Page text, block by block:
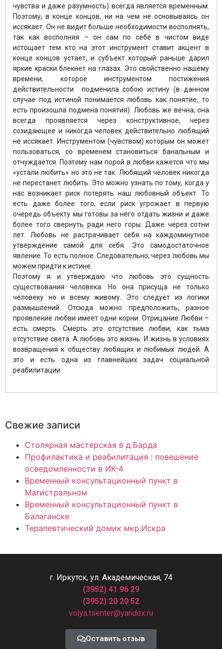
чувства и даже разумность) всегда является временным.
Поэтому, в конце концов, ни на чем не основываясь он
иссякает. Он не видит больше необходимости восполнять,
так как восполняя – он сам по себе в чистом виде
истощает тем кто на этот инструмент ставит акцент в
конце концов устает, и субъект который раньше дарил
яркие краски блекнет на глазах. Это свойственно нашему
времени, которое инструментом постижения
действительности подменила собою истину (в данном
случае под истиной понимается любовь как понятие, то
есть произошла подмена понятия). Любовь же вечна, она
всегда проявляется через конструктивное, через
созидающее и никогда человек действительно любящий
не иссякает. Инструментом (чувством) которым он может
пользоваться, со временем становиться банальным и
отчуждается. Поэтому нам порой в любви кажется что мы
«устали любить» но это не так. Любящий человек никогда
не перестанет любить. Это можно узнать по тому, когда у
нас возникает риск потерять наш любовный объект. То
есть даже более того, если риск угрожает в первую
очередь объекту мы готовы за него отдать жизни и даже
более того свернуть ради него горы. Даже через сотни
лет. Любовь не растрачивает себя на каждоминутное
утверждение самой для себя. Это самодостаточное
явление. То есть полное. Следовательно, через любовь мы
можем придти к истине.
Поэтому я и утверждаю что любовь это сущность
существования человека. Но она присуща не только
человеку но и всему живому. Это следует из логики
размышлений. Отсюда можно предположить, разное
проявление любви имеет одни корни. Отрицание Любви –
есть смерть. Смерть это отсутствие любви, как тьма
отсутствие света. А любовь это жизнь. И жизнь в условиях
возвращения к обществу любящих и любимых людей. А
это и есть одна из главнейших задач социальной
реабилитации.
Свежие записи
Столярная мастерская в д.Барда
Профилактика и реабилитация : повешение
осведомленности в ИК-4
Временный консультационный пункт в
Магистральном
Временный консультационный пункт в
Балаганске
Терапевтический домик мкр.Искра
г. Иркутск, ул. Академическая, 74
(3952) 41 96 29
(3952) 20 20 52
volya.tsenter@yandex.ru
Оставить отзыв